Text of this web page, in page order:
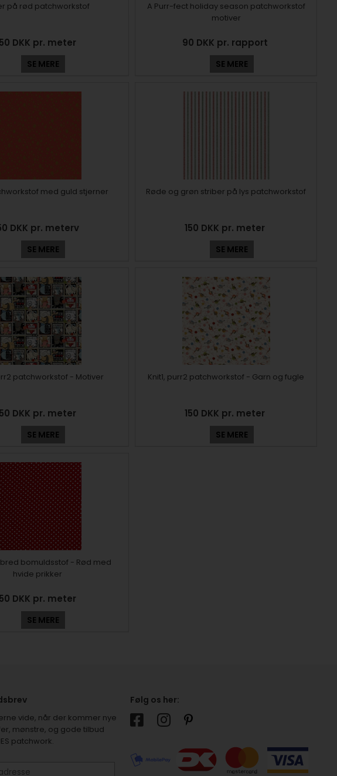
på rød patchworkstof
DKK pr. meter
SE MERE
A Purr-fect holiday season patchworkstof
motiver
90 DKK pr. rapport
SE MERE
med guld stjerner
DKK pr. meterv
SE MERE
Røde og grøn striber på lys patchworkstof
150 DKK pr. meter
SE MERE
patchworkstof - Motiver
DKK pr. meter
SE MERE
Knit1, purr2 patchworkstof - Garn og fugle
150 DKK pr. meter
SE MERE
bomuldsstof - Rød med
hvide prikker
DKK pr. meter
SE MERE
vide, når der kommer nye
mønstre, og gode tilbud
patchwork.
Følg os her: